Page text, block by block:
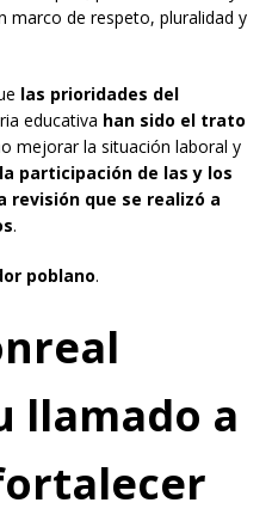
marco de respeto, pluralidad y
las prioridades del
educativa han sido el trato
mejorar la situación laboral y
la participación de las y los
revisión que se realizó a
.
poblano.
llamado a